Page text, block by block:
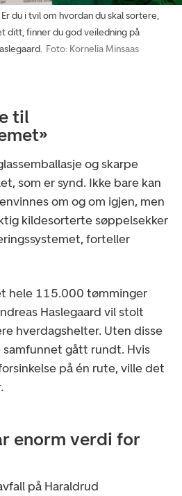
Er du i tvil om hvordan du skal sortere,
ditt, finner du god veiledning på
Foto: Kornelia Minsaas
til
og skarpe
som er synd. Ikke bare kan
om og om igjen, men
kildesorterte søppelsekker
forteller
hele 115.000 tømminger
Haslegaard vil stolt
hverdagshelter. Uten disse
samfunnet gått rundt. Hvis
på én rute, ville det
enorm verdi for
på Haraldrud